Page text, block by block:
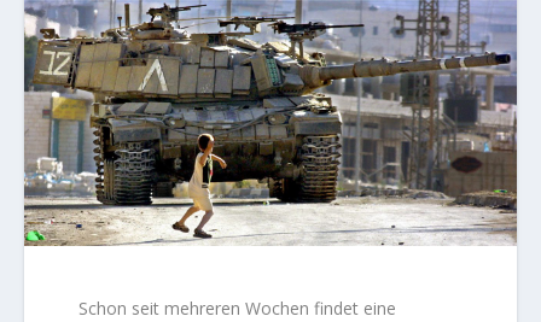
Schon seit mehreren Wochen findet eine